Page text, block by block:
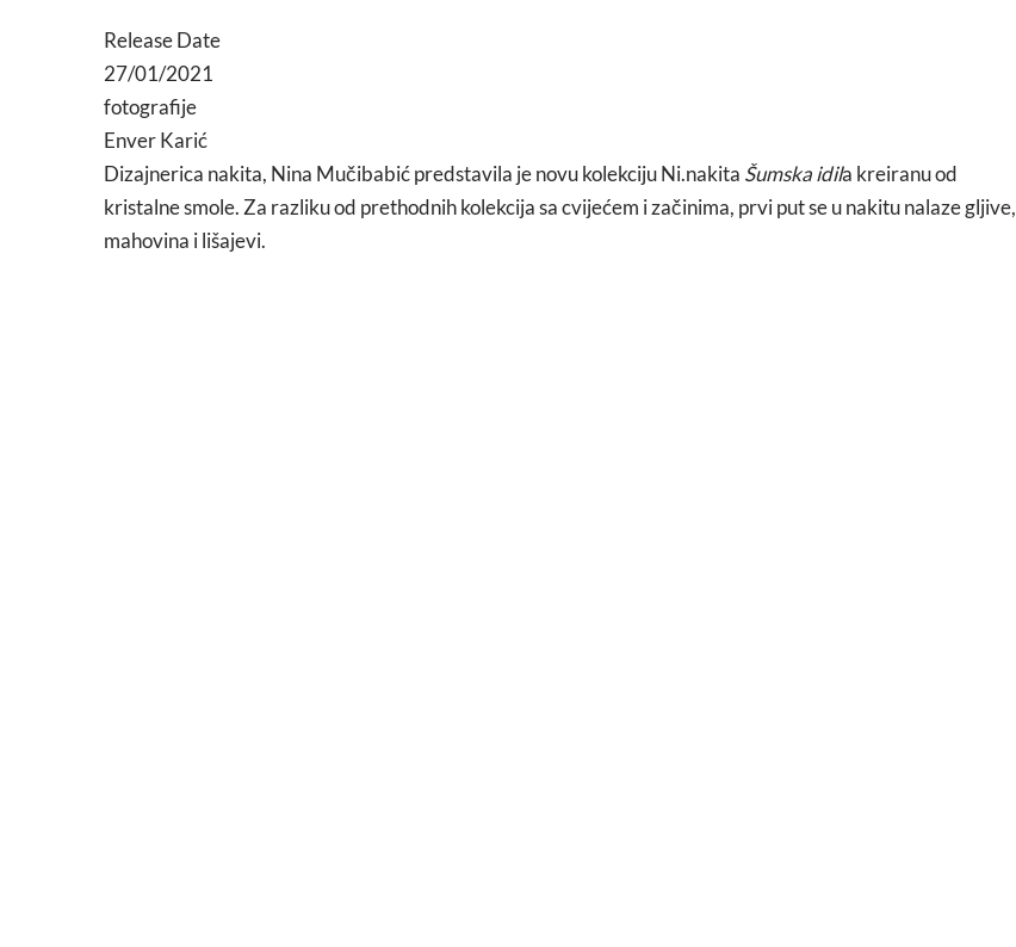
Release Date
27/01/2021
fotografije
Enver Karić
Dizajnerica nakita, Nina Mučibabić predstavila je novu kolekciju Ni.nakita Šumska idila kreiranu od
kristalne smole. Za razliku od prethodnih kolekcija sa cvijećem i začinima, prvi put se u nakitu nalaze gljive,
mahovina i lišajevi.